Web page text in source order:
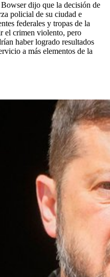
dijo que la decisión de
policial de su ciudad e
federales y tropas de la
el crimen violento, pero
haber logrado resultados
a más elementos de la